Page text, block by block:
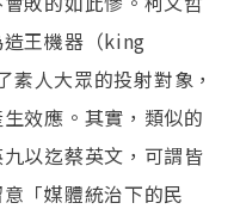
王機器（king
人大眾的投射對象，
效應。其實，類似的
以迄蔡英文，可謂皆
「媒體統治下的民